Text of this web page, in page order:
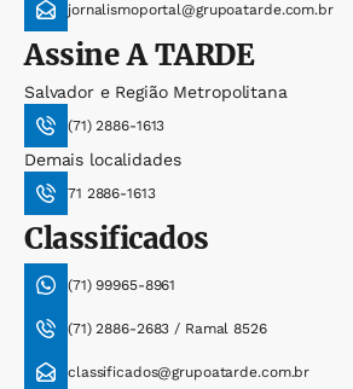
jornalismoportal@grupoatarde.com.br
AssineA TARDE
Salvador e Região Metropolitana
(71) 2886-1613
Demais localidades
71 2886-1613
Classificados
(71) 99965-8961
(71) 2886-2683 / Ramal 8526
classificados@grupoatarde.com.br